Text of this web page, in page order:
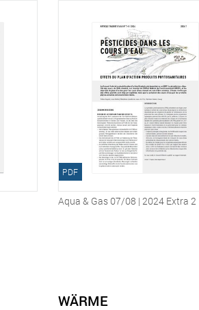
PDF
Aqua & Gas 07/08 | 2024 Extra 2
WÄRME